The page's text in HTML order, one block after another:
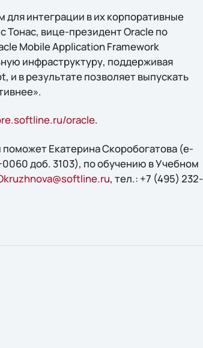
для интеграции в их корпоративные
Тонас, вице-президент Oracle по
Mobile Application Framework
инфраструктуру, поддерживая
и в результате позволяет выпускать
oracle.
Екатерина Скоробогатова (e-
доб. 3103), по обучению в Учебном
, тел.: +7 (495) 232-